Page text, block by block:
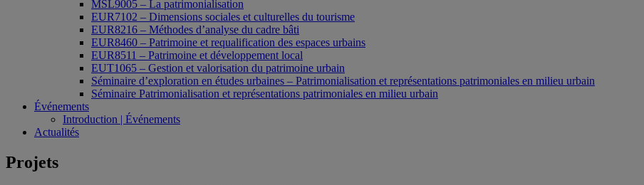
MSL9005 – La patrimonialisation
EUR7102 – Dimensions sociales et culturelles du tourisme
EUR8216 – Méthodes d’analyse du cadre bâti
EUR8460 – Patrimoine et requalification des espaces urbains
EUR8511 – Patrimoine et développement local
EUT1065 – Gestion et valorisation du patrimoine urbain
Séminaire d’exploration en études urbaines – Patrimonialisation et représentations patrimoniales en milieu urbain
Séminaire Patrimonialisation et représentations patrimoniales en milieu urbain
Événements
Introduction | Événements
Actualités
Projets